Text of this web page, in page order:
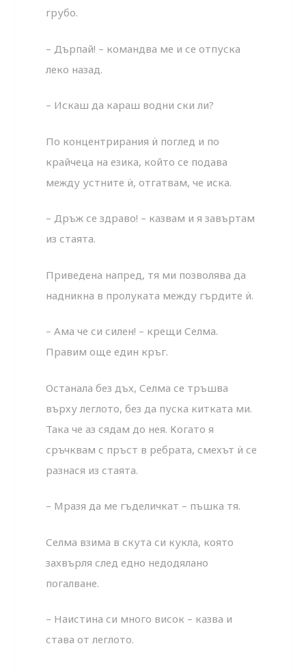
грубо.
– Дърпай! – командва ме и се отпуска
леко назад.
– Искаш да караш водни ски ли?
По концентрирания ѝ поглед и по
крайчеца на езика, който се подава
между устните ѝ, отгатвам, че иска.
– Дръж се здраво! – казвам и я завъртам
из стаята.
Приведена напред, тя ми позволява да
надникна в пролуката между гърдите ѝ.
– Ама че си силен! – крещи Селма.
Правим още един кръг.
Останала без дъх, Селма се тръшва
върху леглото, без да пуска китката ми.
Така че аз сядам до нея. Когато я
сръчквам с пръст в ребрата, смехът ѝ се
разнася из стаята.
– Мразя да ме гъделичкат – пъшка тя.
Селма взима в скута си кукла, която
захвърля след едно недодялано
погалване.
– Наистина си много висок – казва и
става от леглото.